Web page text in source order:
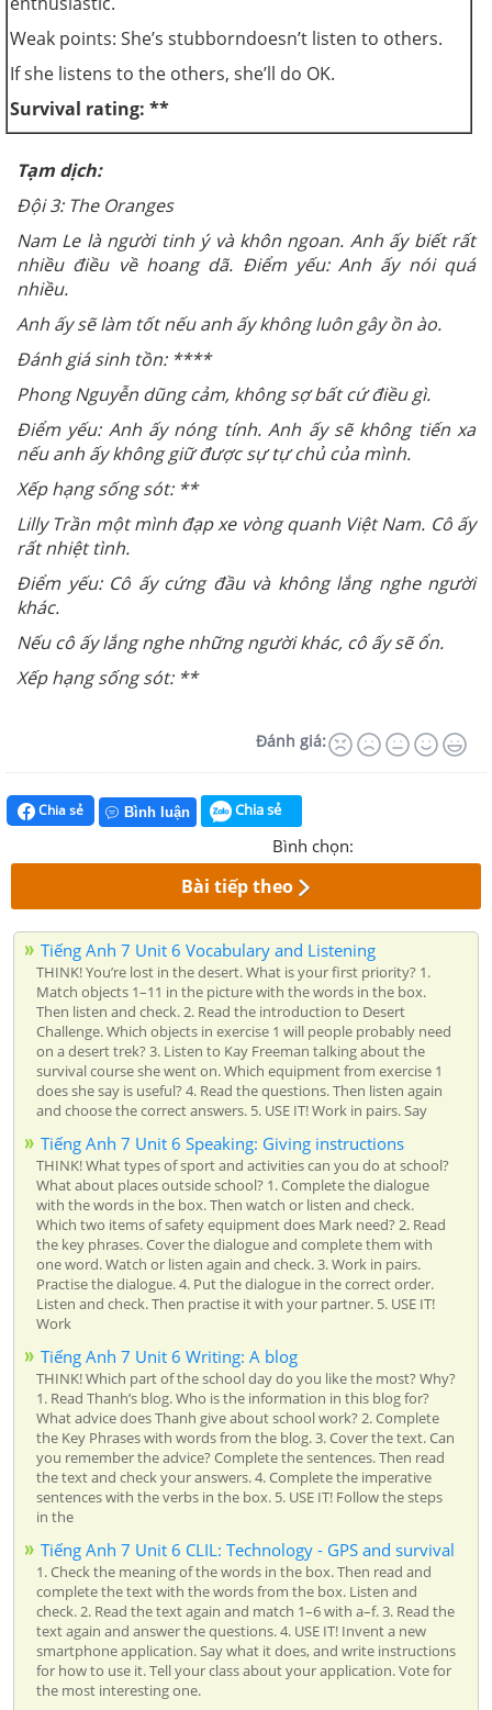
Weak points: She’s stubborndoesn’t listen to others.
If she listens to the others, she’ll do OK.
Survival rating: **
Tạm dịch:
Đội 3: The Oranges
Nam Le là người tinh ý và khôn ngoan. Anh ấy biết rất
nhiều điều về hoang dã. Điểm yếu: Anh ấy nói quá
nhiều.
Anh ấy sẽ làm tốt nếu anh ấy không luôn gây ồn ào.
Đánh giá sinh tồn: ****
Phong Nguyễn dũng cảm, không sợ bất cứ điều gì.
Điểm yếu: Anh ấy nóng tính. Anh ấy sẽ không tiến xa
nếu anh ấy không giữ được sự tự chủ của mình.
Xếp hạng sống sót: **
Lilly Trần một mình đạp xe vòng quanh Việt Nam. Cô ấy
rất nhiệt tình.
Điểm yếu: Cô ấy cứng đầu và không lắng nghe người
khác.
Nếu cô ấy lắng nghe những người khác, cô ấy sẽ ổn.
Xếp hạng sống sót: **
Đánh giá:
Chia sẻ Bình luận Chia sẻ
Bình chọn:
Bài tiếp theo
Tiếng Anh 7 Unit 6 Vocabulary and Listening
THINK! You’re lost in the desert. What is your first priority? 1.
Match objects 1–11 in the picture with the words in the box.
Then listen and check. 2. Read the introduction to Desert
Challenge. Which objects in exercise 1 will people probably need
on a desert trek? 3. Listen to Kay Freeman talking about the
survival course she went on. Which equipment from exercise 1
does she say is useful? 4. Read the questions. Then listen again
and choose the correct answers. 5. USE IT! Work in pairs. Say
Tiếng Anh 7 Unit 6 Speaking: Giving instructions
THINK! What types of sport and activities can you do at school?
What about places outside school? 1. Complete the dialogue
with the words in the box. Then watch or listen and check.
Which two items of safety equipment does Mark need? 2. Read
the key phrases. Cover the dialogue and complete them with
one word. Watch or listen again and check. 3. Work in pairs.
Practise the dialogue. 4. Put the dialogue in the correct order.
Listen and check. Then practise it with your partner. 5. USE IT!
Work
Tiếng Anh 7 Unit 6 Writing: A blog
THINK! Which part of the school day do you like the most? Why?
1. Read Thanh’s blog. Who is the information in this blog for?
What advice does Thanh give about school work? 2. Complete
the Key Phrases with words from the blog. 3. Cover the text. Can
you remember the advice? Complete the sentences. Then read
the text and check your answers. 4. Complete the imperative
sentences with the verbs in the box. 5. USE IT! Follow the steps
in the
Tiếng Anh 7 Unit 6 CLIL: Technology - GPS and survival
1. Check the meaning of the words in the box. Then read and
complete the text with the words from the box. Listen and
check. 2. Read the text again and match 1–6 with a–f. 3. Read the
text again and answer the questions. 4. USE IT! Invent a new
smartphone application. Say what it does, and write instructions
for how to use it. Tell your class about your application. Vote for
the most interesting one.